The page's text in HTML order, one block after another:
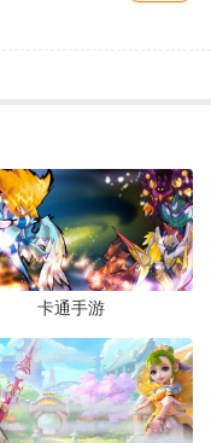
版
新版
下载
下载
卡通手游